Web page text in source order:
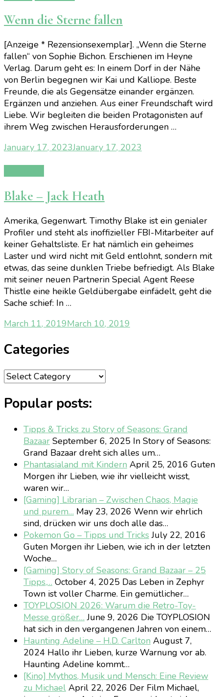
Wenn die Sterne fallen
[Anzeige * Rezensionsexemplar]. „Wenn die Sterne
fallen“ von Sophie Bichon. Erschienen im Heyne
Verlag. Darum geht es: In einem Dorf in der Nähe
von Berlin begegnen wir Kai und Kalliope. Beste
Freunde, die als Gegensätze einander ergänzen.
Ergänzen und anziehen. Aus einer Freundschaft wird
Liebe. Wir begleiten die beiden Protagonisten auf
ihrem Weg zwischen Herausforderungen …
January 17, 2023January 17, 2023
Blake – Jack Heath
Amerika, Gegenwart. Timothy Blake ist ein genialer
Profiler und steht als inoffizieller FBI-Mitarbeiter auf
keiner Gehaltsliste. Er hat nämlich ein geheimes
Laster und wird nicht mit Geld entlohnt, sondern mit
etwas, das seine dunklen Triebe befriedigt. Als Blake
mit seiner neuen Partnerin Special Agent Reese
Thistle eine heikle Geldübergabe einfädelt, geht die
Sache schief: In …
March 11, 2019March 10, 2019
Categories
Categories
Popular posts:
Tipps & Tricks zu Story of Seasons: Grand
Bazaar September 6, 2025 In Story of Seasons:
Grand Bazaar dreht sich alles um…
Phantasialand mit Kindern April 25, 2016 Guten
Morgen ihr Lieben, wie ihr vielleicht wisst,
waren wir…
[Gaming] Librarian – Zwischen Chaos, Magie
und purem… May 23, 2026 Wenn wir ehrlich
sind, drücken wir uns doch alle das…
Pokemon Go – Tipps und TricksJuly 22, 2016
Guten Morgen ihr Lieben, wie ich in der letzten
Woche…
[Gaming] Story of Seasons: Grand Bazaar – 25
Tipps,… October 4, 2025 Das Leben in Zephyr
Town ist voller Charme. Ein gemütlicher…
TOYPLOSION 2026: Warum die Retro-Toy-
Messe größer… June 9, 2026 Die TOYPLOSION
hat sich in den vergangenen Jahren von einem…
Haunting Adeline – H.D. Carlton August 7,
2024 Hallo ihr Lieben, kurze Warnung vor ab.
Haunting Adeline kommt…
[Kino] Mythos, Musik und Mensch: Eine Review
zu Michael April 22, 2026 Der Film Michael,